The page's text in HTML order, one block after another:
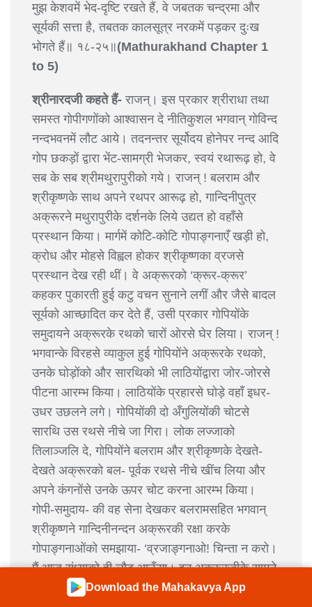
मुझ केशवमें भेद-दृष्टि रखते हैं, वे जबतक चन्द्रमा और
सूर्यकी सत्ता है, तबतक कालसूत्र नरकमें पड़कर दुःख
भोगते हैं॥ १८-२५॥(Mathurakhand Chapter 1
to 5)
श्रीनारदजी कहते हैं- राजन्। इस प्रकार श्रीराधा तथा
समस्त गोपीगणोंको आश्वासन दे नीतिकुशल भगवान् गोविन्द
नन्दभवनमें लौट आये। तदनन्तर सूर्योदय होनेपर नन्द आदि
गोप छकड़ों द्वारा भेंट-सामग्री भेजकर, स्वयं रथारूढ़ हो, वे
सब के सब श्रीमथुरापुरीको गये। राजन् ! बलराम और
श्रीकृष्णके साथ अपने रथपर आरूढ़ हो, गान्दिनीपुत्र
अक्रूरने मथुरापुरीके दर्शनके लिये उद्यत हो वहाँसे
प्रस्थान किया। मार्गमें कोटि-कोटि गोपाङ्गनाएँ खड़ी हो,
क्रोध और मोहसे विह्वल होकर श्रीकृष्णका व्रजसे
प्रस्थान देख रही थीं। वे अक्रूरको ‘क्रूर-क्रूर’
कहकर पुकारती हुई कटु वचन सुनाने लगीं और जैसे बादल
सूर्यको आच्छादित कर देते हैं, उसी प्रकार गोपियोंके
समुदायने अक्रूरके रथको चारों ओरसे घेर लिया। राजन् !
भगवान्के विरहसे व्याकुल हुई गोपियोंने अक्रूरके रथको,
उनके घोड़ोंको और सारथिको भी लाठियोंद्वारा जोर-जोरसे
पीटना आरम्भ किया। लाठियोंके प्रहारसे घोड़े वहाँ इधर-
उधर उछलने लगे। गोपियोंकी दो अँगुलियोंकी चोटसे
सारथि उस रथसे नीचे जा गिरा। लोक लज्जाको
तिलाञ्जलि दे, गोपियोंने बलराम और श्रीकृष्णके देखते-
देखते अक्रूरको बल- पूर्वक रथसे नीचे खींच लिया और
अपने कंगनोंसे उनके ऊपर चोट करना आरम्भ किया।
गोपी-समुदाय- की वह सेना देखकर बलरामसहित भगवान्
श्रीकृष्णने गान्दिनीनन्दन अक्रूरकी रक्षा करके
गोपाङ्गनाओंको समझाया- ‘व्रजाङ्गनाओ! चिन्ता न करो।
मैं आज संध्याको ही लौट आऊँगा। इन अक्रूरजीके सामने
व्रजवासी हमारी हँसी न उड़ावें, ऐसा प्रयत्न तुम्हें करना
Download the Mahakavya App